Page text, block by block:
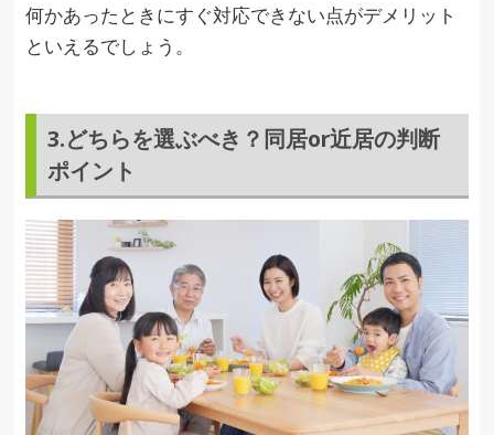
何かあったときにすぐ対応できない点がデメリット
といえるでしょう。
3.どちらを選ぶべき？同居or近居の判断
ポイント